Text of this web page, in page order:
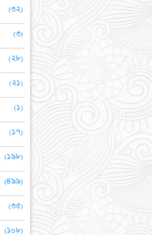
(৩২)
(৩)
(২৮)
(২১)
(১)
(১৭)
(১৯৮)
(৪৯৯)
(৩৫)
(১০৮)